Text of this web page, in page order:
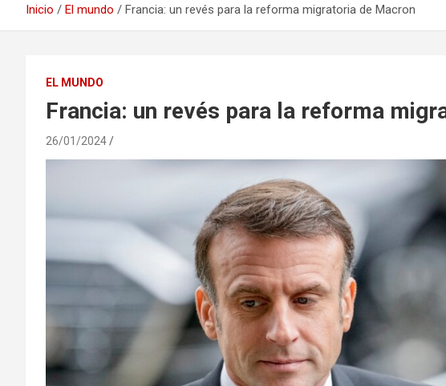
Inicio El mundo Francia: un revés para la reforma migratoria de Macron
EL MUNDO
Francia: un revés para la reforma
26/01/2024